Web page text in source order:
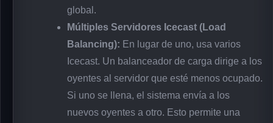
global.
Múltiples Servidores Icecast (Load
Balancing): En lugar de uno, usa varios
Icecast. Un balanceador de carga dirige a los
oyentes al servidor que esté menos ocupado.
Si uno se llena, el sistema envía a los
nuevos oyentes a otro. Esto permite una